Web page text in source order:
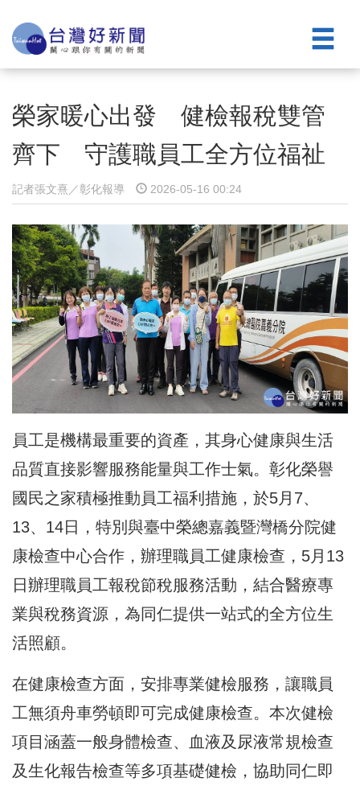
榮家暖心出發 健檢報稅雙管
齊下 守護職員工全方位福祉
記者張文熹／彰化報導 2026-05-16 00:24
員工是機構最重要的資產，其身心健康與生活
品質直接影響服務能量與工作士氣。彰化榮譽
國民之家積極推動員工福利措施，於5月7、
13、14日，特別與臺中榮總嘉義暨灣橋分院健
康檢查中心合作，辦理職員工健康檢查，5月13
日辦理職員工報稅節稅服務活動，結合醫療專
業與稅務資源，為同仁提供一站式的全方位生
活照顧。
在健康檢查方面，安排專業健檢服務，讓職員
工無須舟車勞頓即可完成健康檢查。本次健檢
項目涵蓋一般身體檢查、血液及尿液常規檢查
及生化報告檢查等多項基礎健檢，協助同仁即